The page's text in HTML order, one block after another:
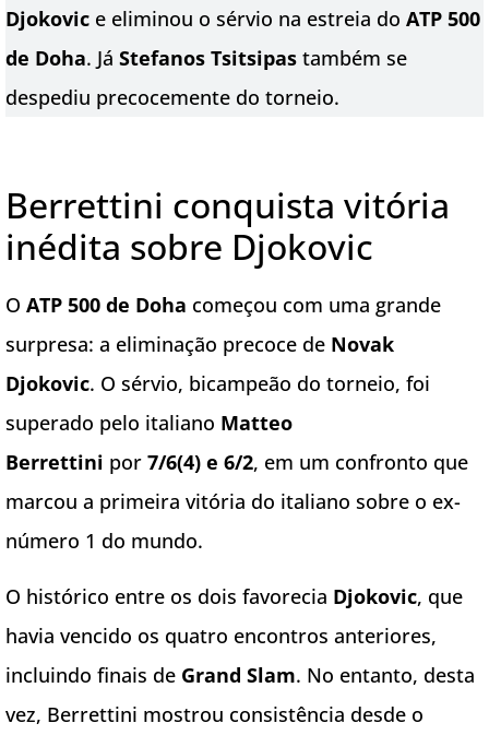
Djokovic e eliminou o sérvio na estreia do ATP 500
de Doha. Já Stefanos Tsitsipas também se
despediu precocemente do torneio.
Berrettini conquista vitória
inédita sobre Djokovic
O ATP 500 de Doha começou com uma grande
surpresa: a eliminação precoce de Novak
Djokovic. O sérvio, bicampeão do torneio, foi
superado pelo italiano Matteo
Berrettini por 7/6(4) e 6/2, em um confronto que
marcou a primeira vitória do italiano sobre o ex-
número 1 do mundo.
O histórico entre os dois favorecia Djokovic, que
havia vencido os quatro encontros anteriores,
incluindo finais de Grand Slam. No entanto, desta
vez, Berrettini mostrou consistência desde o